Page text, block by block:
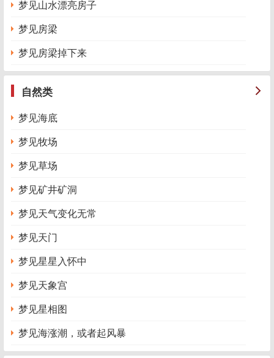
梦见山水漂亮房子
梦见房梁
梦见房梁掉下来
自然类
梦见海底
梦见牧场
梦见草场
梦见矿井矿洞
梦见天气变化无常
梦见天门
梦见星星入怀中
梦见天象宫
梦见星相图
梦见海涨潮，或者起风暴